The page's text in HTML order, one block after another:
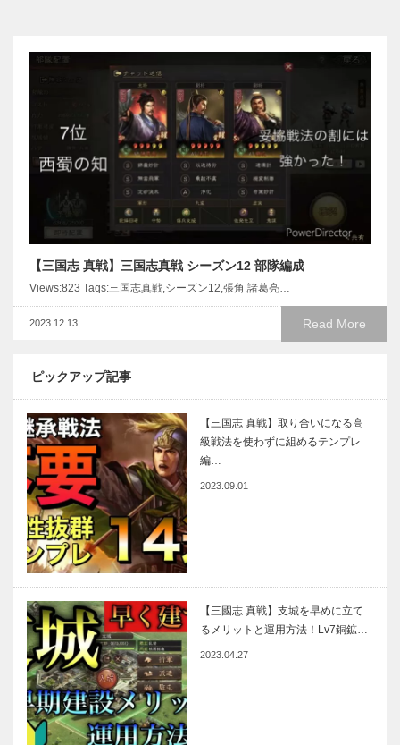
【三国志 真戦】三国志真戦 シーズン12 部隊編成
Views:823 Taqs:三国志真戦,シーズン12,張角,諸葛亮…
Read More
2023.12.13
ピックアップ記事
【三国志 真戦】取り合いになる高
級戦法を使わずに組めるテンプレ
編…
2023.09.01
【三國志 真戦】支城を早めに立て
るメリットと運用方法！Lv7銅鉱…
2023.04.27